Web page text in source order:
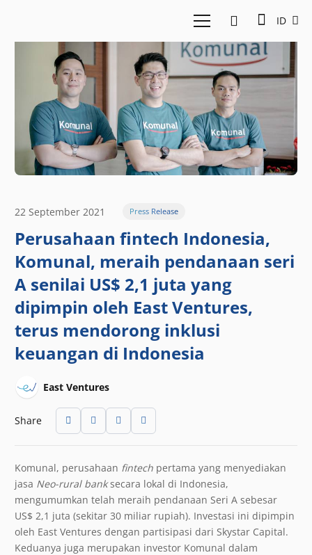
ID
22 September 2021 Press Release
Perusahaan fintech Indonesia,
Komunal, meraih pendanaan seri
A senilai US$ 2,1 juta yang
dipimpin oleh East Ventures,
terus mendorong inklusi
keuangan di Indonesia
East Ventures
Share
Komunal, perusahaan fintech pertama yang menyediakan
jasa Neo-rural banksecara lokal di Indonesia,
mengumumkan telah meraih pendanaan Seri A sebesar
US$ 2,1 juta (sekitar 30 miliar rupiah). Investasi ini dipimpin
oleh East Ventures dengan partisipasi dari Skystar Capital.
Keduanya juga merupakan investor Komunal dalam